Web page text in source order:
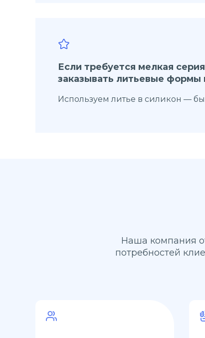
Если требуется мелкая
заказывать литьевые формы
Используем литье в силикон —
Наша компания
потребностей